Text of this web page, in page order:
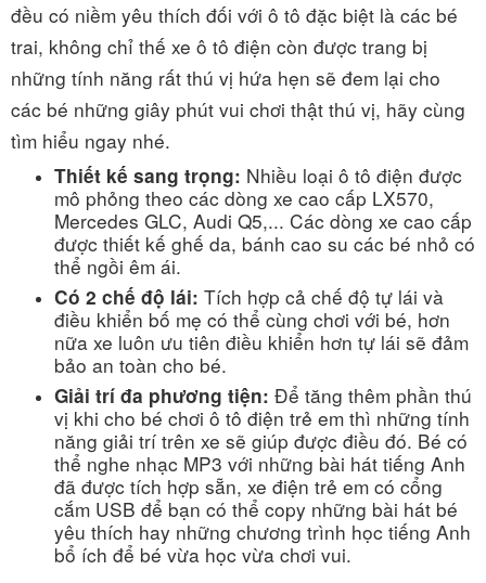
đều có niềm yêu thích đối với ô tô đặc biệt là các bé
trai, không chỉ thế xe ô tô điện còn được trang bị
những tính năng rất thú vị hứa hẹn sẽ đem lại cho
các bé những giây phút vui chơi thật thú vị, hãy cùng
tìm hiểu ngay nhé.
Thiết kế sang trọng: Nhiều loại ô tô điện được
mô phỏng theo các dòng xe cao cấp LX570,
Mercedes GLC, Audi Q5,... Các dòng xe cao cấp
được thiết kế ghế da, bánh cao su các bé nhỏ có
thể ngồi êm ái.
Có 2 chế độ lái: Tích hợp cả chế độ tự lái và
điều khiển bố mẹ có thể cùng chơi với bé, hơn
nữa xe luôn ưu tiên điều khiển hơn tự lái sẽ đảm
bảo an toàn cho bé.
Giải trí đa phương tiện: Để tăng thêm phần thú
vị khi cho bé chơi ô tô điện trẻ em thì những tính
năng giải trí trên xe sẽ giúp được điều đó. Bé có
thể nghe nhạc MP3 với những bài hát tiếng Anh
đã được tích hợp sẵn, xe điện trẻ em có cổng
cắm USB để bạn có thể copy những bài hát bé
yêu thích hay những chương trình học tiếng Anh
bổ ích để bé vừa học vừa chơi vui.